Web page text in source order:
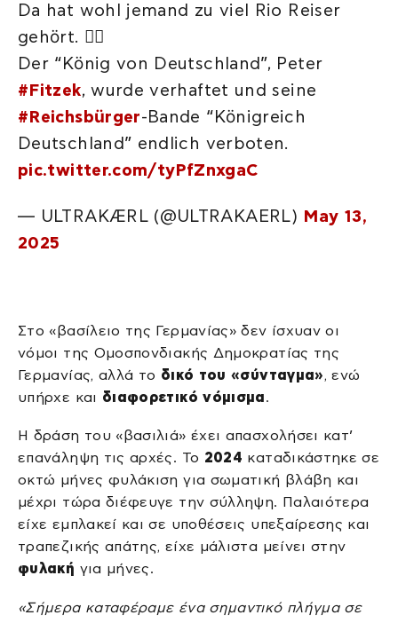
Da hat wohl jemand zu viel Rio Reiser
gehört. 🤦‍♀️
Der “König von Deutschland”, Peter
#Fitzek, wurde verhaftet und seine
#Reichsbürger-Bande “Königreich
Deutschland” endlich verboten.
pic.twitter.com/tyPfZnxgaC
— ULTRAKÆRL (@ULTRAKAERL) May 13,
2025
Στο «βασίλειο της Γερμανίας» δεν ίσχυαν οι
νόμοι της Ομοσπονδιακής Δημοκρατίας της
Γερμανίας, αλλά το δικό του «σύνταγμα», ενώ
υπήρχε και διαφορετικό νόμισμα.
Η δράση του «βασιλιά» έχει απασχολήσει κατ’
επανάληψη τις αρχές. Το 2024 καταδικάστηκε σε
οκτώ μήνες φυλάκιση για σωματική βλάβη και
μέχρι τώρα διέφευγε την σύλληψη. Παλαιότερα
είχε εμπλακεί και σε υποθέσεις υπεξαίρεσης και
τραπεζικής απάτης, είχε μάλιστα μείνει στην
φυλακή για μήνες.
«Σήμερα καταφέραμε ένα σημαντικό πλήγμα σε